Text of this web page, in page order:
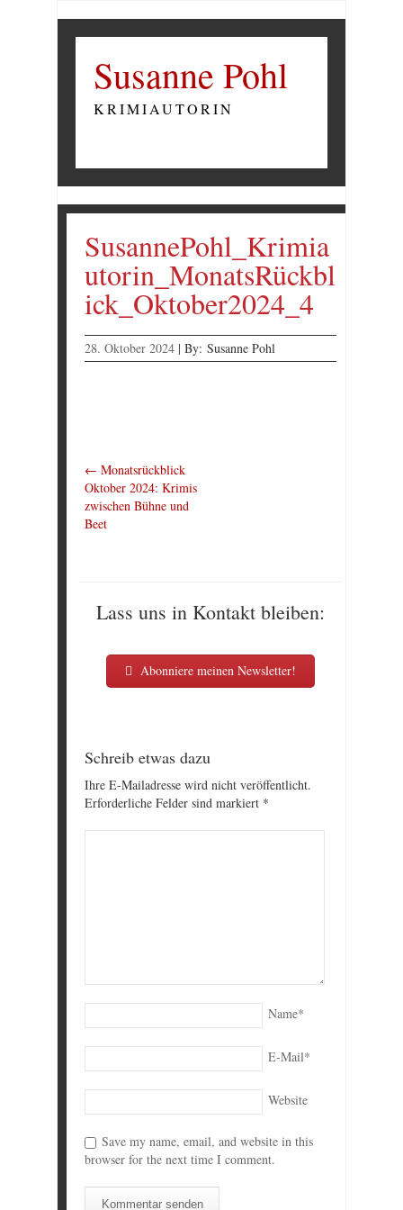
Susanne Pohl
KRIMIAUTORIN
SusannePohl_Krimia
utorin_MonatsRückbl
ick_Oktober2024_4
28. Oktober 2024 | By: Susanne Pohl
← Monatsrückblick
Oktober 2024: Krimis
zwischen Bühne und
Beet
Lass uns in Kontakt bleiben:
Abonniere meinen Newsletter!
Schreib etwas dazu
Ihre E-Mailadresse wird nicht veröffentlicht.
Erforderliche Felder sind markiert *
Name*
E-Mail*
Website
Save my name, email, and website in this
browser for the next time I comment.